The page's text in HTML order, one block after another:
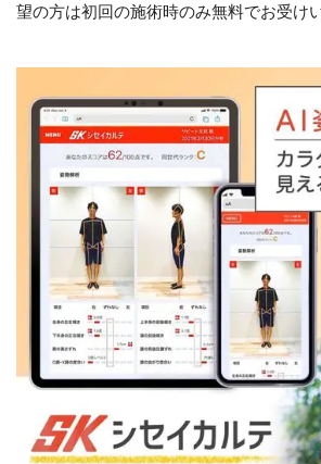
望の方は初回の施術時のみ無料でお受け